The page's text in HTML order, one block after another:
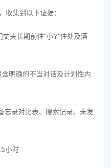
集到以下证据：
夫长期前往“小Y”住处及酒
明确的不当对话及计划性内
忘录对比表、搜索记录、未发
小时